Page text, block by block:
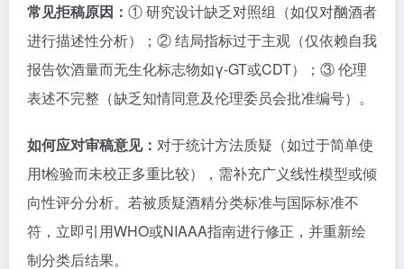
常见拒稿原因： ① 研究设计缺乏对照组（如仅对酗酒者
进行描述性分析）；② 结局指标过于主观（仅依赖自我
报告饮酒量而无生化标志物如γ-GT或CDT）；③ 伦理
表述不完整（缺乏知情同意及伦理委员会批准编号）。
如何应对审稿意见： 对于统计方法质疑（如过于简单使
用t检验而未校正多重比较），需补充广义线性模型或倾
向性评分分析。若被质疑酒精分类标准与国际标准不
符，立即引用WHO或NIAAA指南进行修正，并重新绘
制分类后结果。